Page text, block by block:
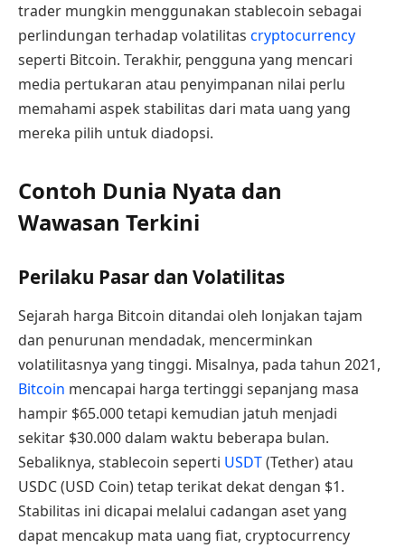
trader mungkin menggunakan stablecoin sebagai
perlindungan terhadap volatilitas cryptocurrency
seperti Bitcoin. Terakhir, pengguna yang mencari
media pertukaran atau penyimpanan nilai perlu
memahami aspek stabilitas dari mata uang yang
mereka pilih untuk diadopsi.
Contoh Dunia Nyata dan
Wawasan Terkini
Perilaku Pasar dan Volatilitas
Sejarah harga Bitcoin ditandai oleh lonjakan tajam
dan penurunan mendadak, mencerminkan
volatilitasnya yang tinggi. Misalnya, pada tahun 2021,
Bitcoin mencapai harga tertinggi sepanjang masa
hampir $65.000 tetapi kemudian jatuh menjadi
sekitar $30.000 dalam waktu beberapa bulan.
Sebaliknya, stablecoin seperti USDT(Tether) atau
USDC (USD Coin) tetap terikat dekat dengan $1.
Stabilitas ini dicapai melalui cadangan aset yang
dapat mencakup mata uang fiat, cryptocurrency